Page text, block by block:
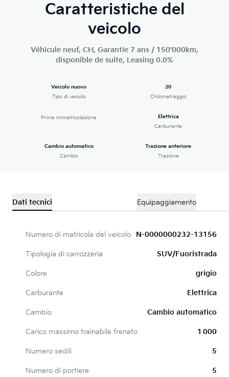
Caratteristiche del
veicolo
Véhicule neuf, CH, Garantie 7 ans / 150'000km,
disponible de suite, Leasing 0.0%
Veicolo nuovo
Tipo di veicolo
20
Chilometraggio
Prima immatricolazione
Elettrica
Carburante
Cambio automatico
Cambio
Trazione anteriore
Trazione
Dati tecnici Equipaggiamento
Numero di matricola del veicolo N-0000000232-13156
Tipologia di carrozzeria SUV/Fuoristrada
Colore grigio
Carburante Elettrica
Cambio Cambio automatico
Carico massimo trainabile frenato 1 000
Numero sedili 5
Numero di portiere 5